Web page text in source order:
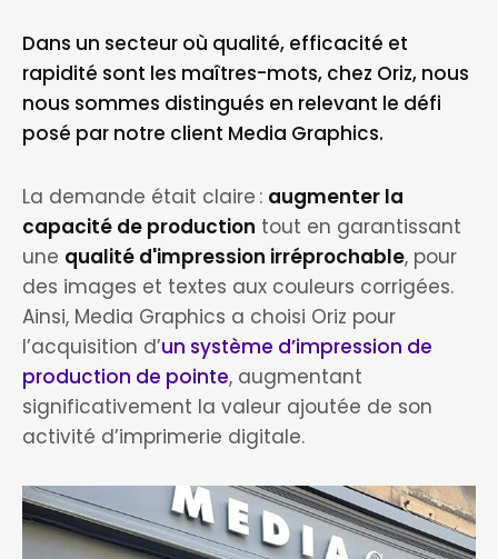
Dans un secteur où qualité, efficacité et
rapidité sont les maîtres-mots, chez Oriz, nous
nous sommes distingués en relevant le défi
posé par notre client Media Graphics.
La demande était claire : augmenter la
capacité de production tout en garantissant
une qualité d'impression irréprochable, pour
des images et textes aux couleurs corrigées.
Ainsi, Media Graphics a choisi Oriz pour
l’acquisition d’un système d’impression de
production de pointe, augmentant
significativement la valeur ajoutée de son
activité d’imprimerie digitale.